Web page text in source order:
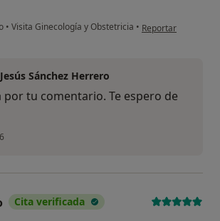
• Visita Ginecología y Obstetricia • en opinión del
Reportar
Sánchez Herrero
por tu comentario. Te espero de
Cita verificada